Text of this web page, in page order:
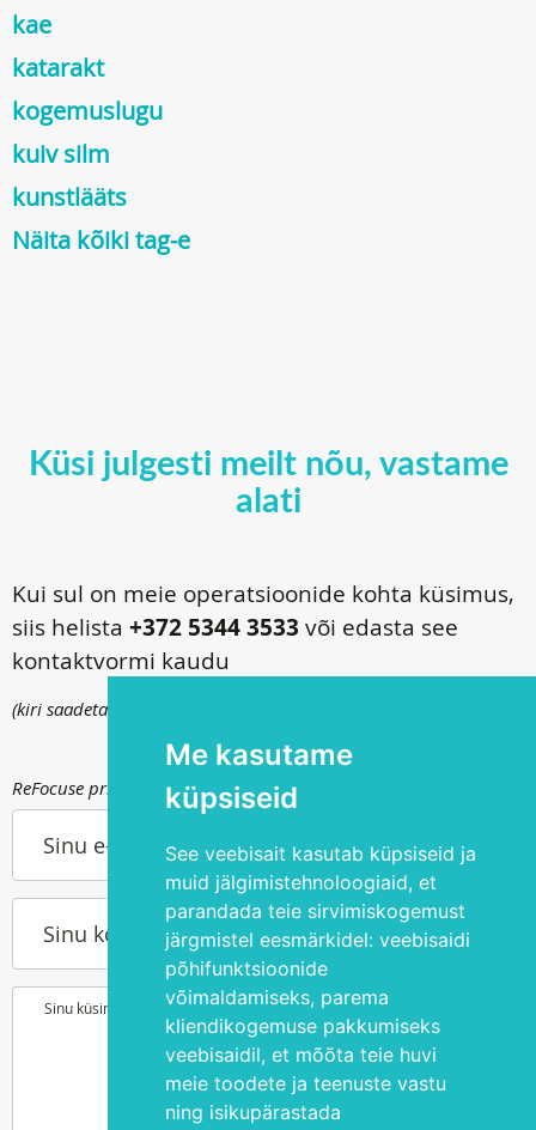
Me kasutame
küpsiseid
See veebisait kasutab küpsiseid ja
muid jälgimistehnoloogiaid, et
parandada teie sirvimiskogemust
järgmistel eesmärkidel: veebisaidi
põhifunktsioonide
võimaldamiseks, parema
kliendikogemuse pakkumiseks
veebisaidil, et mõõta teie huvi
meie toodete ja teenuste vastu
ning isikupärastada
kae
katarakt
kogemuslugu
kuiv silm
kunstlääts
Näita kõiki tag-e
Küsi julgesti meilt nõu, vastame
alati
Kui sul on meie operatsioonide kohta küsimus,
siis helista +372 5344 3533 või edasta see
kontaktvormi kaudu
(kiri saadetakse
ReFocuse privaatsuspoliitika kohta saad lugeda
Sinu e-post
Sinu kontakttelefon
Sinu küsimus või soov